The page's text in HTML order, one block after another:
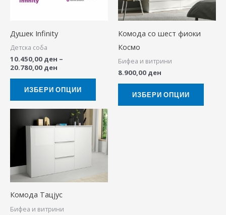
Душек Infinity
Детска соба
10.450,00 ден –
20.780,00 ден
ИЗБЕРИ ОПЦИИ
variants.
options
chosen
the
product
page
Комода со шест фиоки
Космо
Бифеа и витрини
8.900,00 ден
ИЗБЕРИ ОПЦИИ
The
Комода Тацјус
Бифеа и витрини
Price
range:
18.900,00 ден
26.900,00 ден
This
product
has
multiple
The